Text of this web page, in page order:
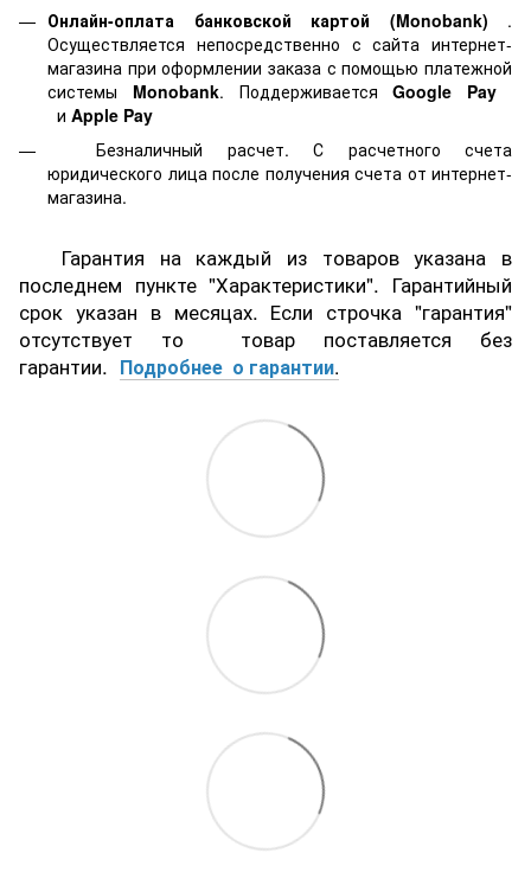
Онлайн-оплата банковской картой
(Monobank) .
Осуществляется непосредственно с сайта интернет-
магазина при оформлении заказа с помощью платежной
системы Monobank. ПоддерживаетсяGoogle Pay
и Apple Pay
Безналичный расчет. С расчетного счета
юридического лица после получения счета от интернет-
магазина.
Гарантия на каждый из товаров указана в
последнем пункте "Характеристики". Гарантийный
срок указан в месяцах. Если строчка "гарантия"
отсутствует то товар поставляется без
гарантии. Подробнее о гарантии.